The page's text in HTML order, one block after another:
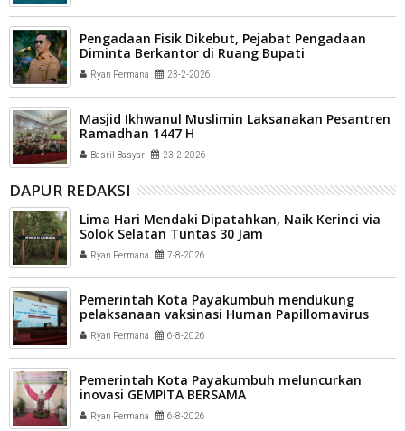
Pengadaan Fisik Dikebut, Pejabat Pengadaan
Diminta Berkantor di Ruang Bupati
Ryan Permana 23-2-2026
Masjid Ikhwanul Muslimin Laksanakan Pesantren
Ramadhan 1447 H
Basril Basyar 23-2-2026
DAPUR REDAKSI
Lima Hari Mendaki Dipatahkan, Naik Kerinci via
Solok Selatan Tuntas 30 Jam
Ryan Permana 7-8-2026
Pemerintah Kota Payakumbuh mendukung
pelaksanaan vaksinasi Human Papillomavirus
(HPV) bagi aparatur sipil negara (ASN) dan
masyarakat
Ryan Permana 6-8-2026
Pemerintah Kota Payakumbuh meluncurkan
inovasi GEMPITA BERSAMA
Ryan Permana 6-8-2026